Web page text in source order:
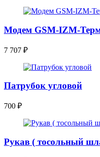
Модем GSM-IZM-
7 707 ₽
Патрубок угловой
700 ₽
Рукав ( тосольный